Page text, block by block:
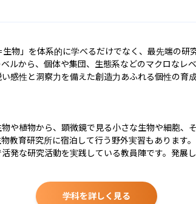
物」を体系的に学べるだけでなく、最先端の研
ルから、個体や集団、生態系などのマクロなレ
感性と洞察力を備えた創造力あふれる個性の育
や植物から、顕微鏡で見る小さな生物や細胞、
教育研究所に宿泊して行う野外実習もあります。
発な研究活動を実践している教員陣です。発展
学科を詳しく見る